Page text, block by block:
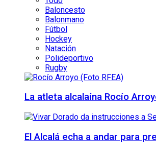
Baloncesto
Balonmano
Fútbol
Hockey
Natación
Polideportivo
Rugby
La atleta alcalaína Rocío
El Alcalá echa a andar para